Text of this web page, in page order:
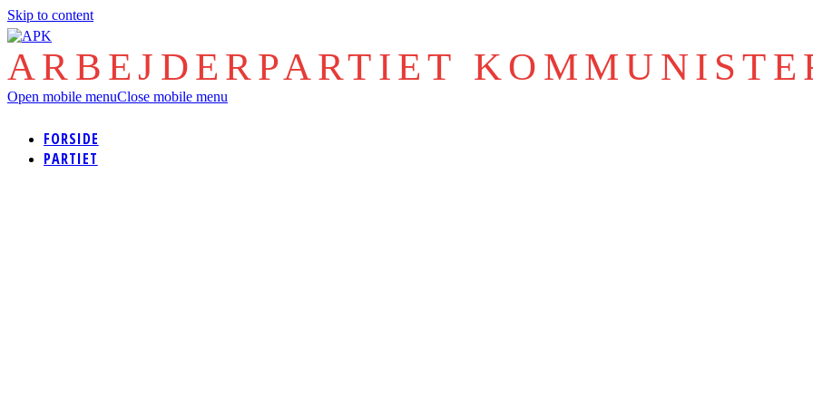
Skip to content
ARBEJDERPARTIET
Open mobile menuClose mobile menu
FORSIDE
PARTIET